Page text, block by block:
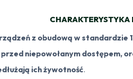
CHARAKTERYSTYKA
z obudową w standardzie
niepowołanym dostępem,
ich żywotność.